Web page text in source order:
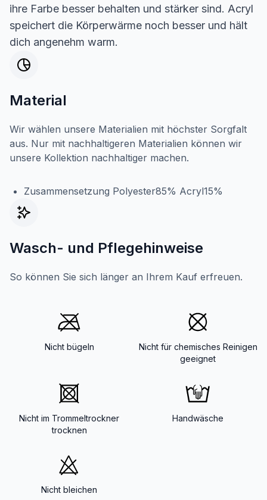
ihre Farbe besser behalten und stärker sind. Acryl
speichert die Körperwärme noch besser und hält
dich angenehm warm.
Material
Wir wählen unsere Materialien mit höchster Sorgfalt
aus. Nur mit nachhaltigeren Materialien können wir
unsere Kollektion nachhaltiger machen.
Zusammensetzung Polyester85% Acryl15%
Wasch- und Pflegehinweise
So können Sie sich länger an Ihrem Kauf erfreuen.
Nicht bügeln
Nicht für chemisches Reinigen
geeignet
Nicht im Trommeltrockner
trocknen
Handwäsche
Nicht bleichen